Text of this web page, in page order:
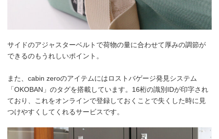
サイドのアジャスターベルトで荷物の量に合わせて厚みの調節が
できるのもうれしいポイント。
また、cabin zeroのアイテムにはロストバゲージ発見システム
「OKOBAN」のタグを搭載しています。16桁の識別IDが印字され
ており、これをオンラインで登録しておくことで失くした時に見
つけやすくしてくれるサービスです。